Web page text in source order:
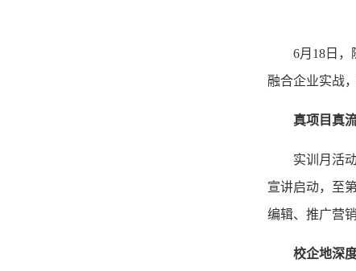
6月18日
融合企业实战
真项目真
实训月活
宣讲启动，至
编辑、推广营
校企地深